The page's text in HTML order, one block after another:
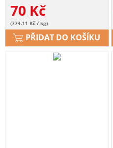
70 Kč
(774.11 Kč / kg)
PŘIDAT DO KOŠÍKU